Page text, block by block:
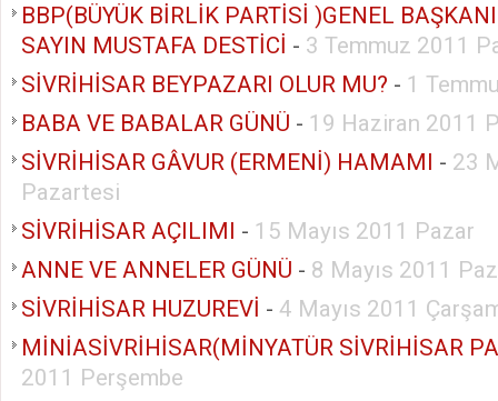
BBP(BÜYÜK BİRLİK PARTİSİ )GENEL
SAYIN MUSTAFA DESTİCİ - 3 Temmuz 2011
SİVRİHİSAR BEYPAZARI OLUR MU? - 1
BABA VE BABALAR GÜNÜ - 19 Haziran 2011
SİVRİHİSAR GÂVUR (ERMENİ) HAMAMI - 23
Pazartesi
SİVRİHİSAR AÇILIMI - 15 Mayıs 2011 Pazar
ANNE VE ANNELER GÜNÜ - 8 Mayıs 2011
SİVRİHİSAR HUZUREVİ - 4 Mayıs 2011
MİNİASİVRİHİSAR(MİNYATÜR SİVRİHİSAR
2011 Perşembe